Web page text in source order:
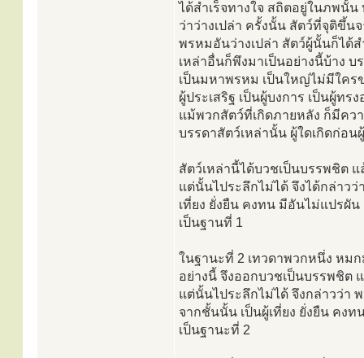
ได้สำเร็จทางใจ สถิตอยู่ในภพนั้
ว่าว่างเปล่า ครั้งนั้น สัตว์ที่จุติขึ้
พรหมอันว่างเปล่า สัตว์ผู้นั้นก็ได้
เหล่าอื่นก็พึงมาเป็นอย่างนี้บ้าง
เป็นมหาพรหม เป็นใหญ่ไม่มีใคร
ผู้ประเสริฐ เป็นผู้บงการ เป็นผู้ท
แม้พวกสัตว์ที่เกิดภายหลัง ก็มีคว
บรรดาสัตว์เหล่านั้น ผู้ใดเกิดก่อ
สัตว์เหล่านี้ได้บวชเป็นบรรพชิต
แต่นั้นไประลึกไม่ได้ จึงได้กล่าว
เที่ยง ยั่งยืน คงทน มีอันไม่แปรผัน
เป็นฐานที่ 1
ในฐานะที่ 2 เทวดาพวกหนึ่ง หม
อย่างนี้ จึงออกบวชเป็นบรรพชิต
แต่นั้นไประลึกไม่ได้ จึงกล่าวว่า
จากชั้นนั้น เป็นผู้เที่ยง ยั่งยืน คง
เป็นฐานะที่ 2